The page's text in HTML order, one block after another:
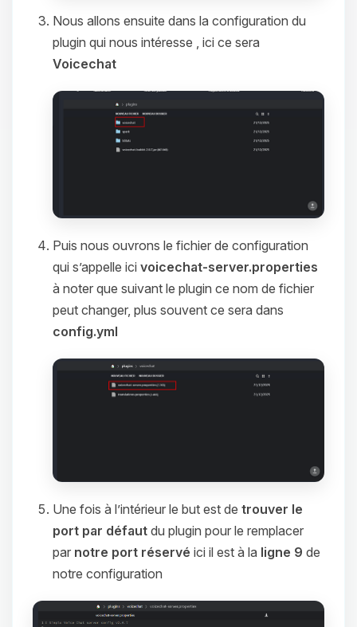
Nous allons ensuite dans la configuration du
plugin qui nous intéresse , ici ce sera
Voicechat
Puis nous ouvrons le fichier de configuration
qui s’appelle ici voicechat-server.properties
à noter que suivant le plugin ce nom de fichier
peut changer, plus souvent ce sera dans
config.yml
Une fois à l’intérieur le but est de trouver le
port par défaut du plugin pour le remplacer
par notre port réservé ici il est à la ligne 9 de
notre configuration